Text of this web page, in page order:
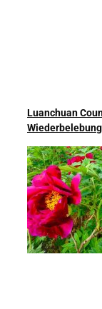
Luanchuan
Wiederbelebung